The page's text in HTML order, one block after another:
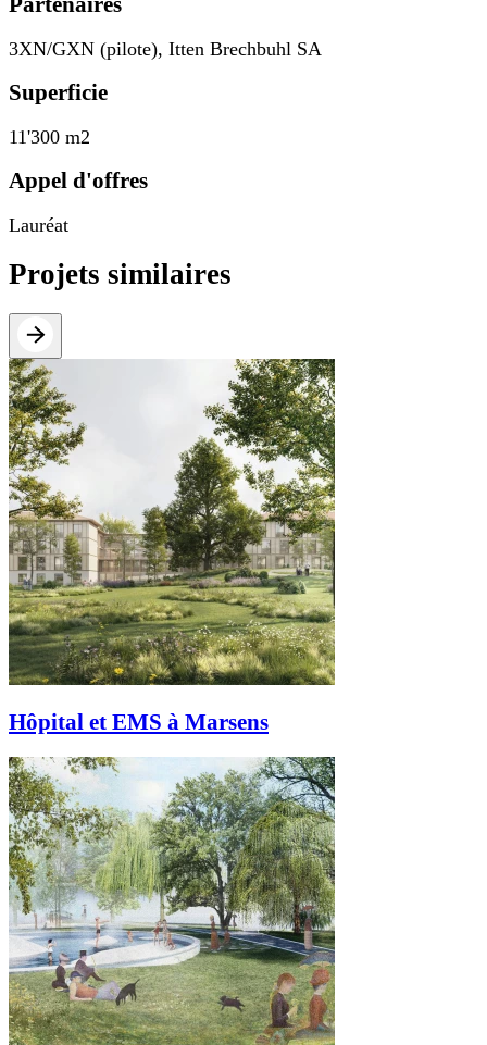
3XN/GXN (pilote), Itten Brechbuhl SA
Superficie
11'300 m2
Appel d'offres
Lauréat
Projets similaires
Hôpital et EMS à Marsens